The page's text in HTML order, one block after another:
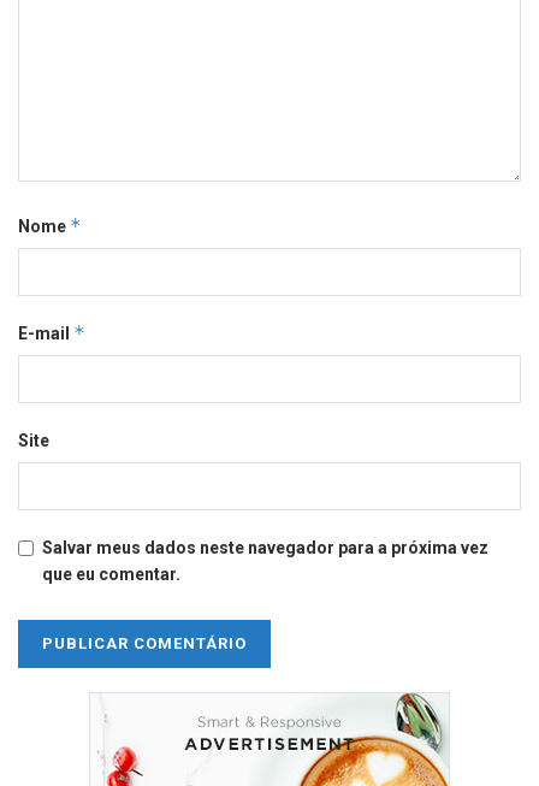
Nome *
E-mail *
Site
Salvar meus dados neste navegador para a próxima vez
que eu comentar.